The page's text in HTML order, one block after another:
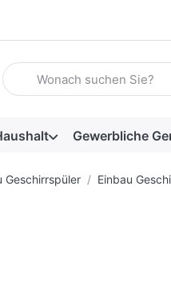
Geben Sie einen
Gewerbliche
Geschirrspüler Einbau